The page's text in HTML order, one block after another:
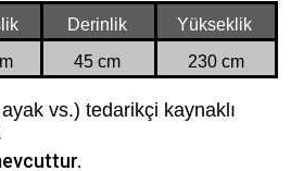
Derinlik
Yükseklik
45 cm 230 cm
vs.) tedarikçi kaynaklı